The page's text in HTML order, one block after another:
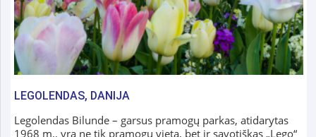
LEGOLENDAS, DANIJA
Legolendas Bilunde – garsus pramogų parkas, atidarytas
1968 m., yra ne tik pramogų vieta, bet ir savotiškas „Lego“